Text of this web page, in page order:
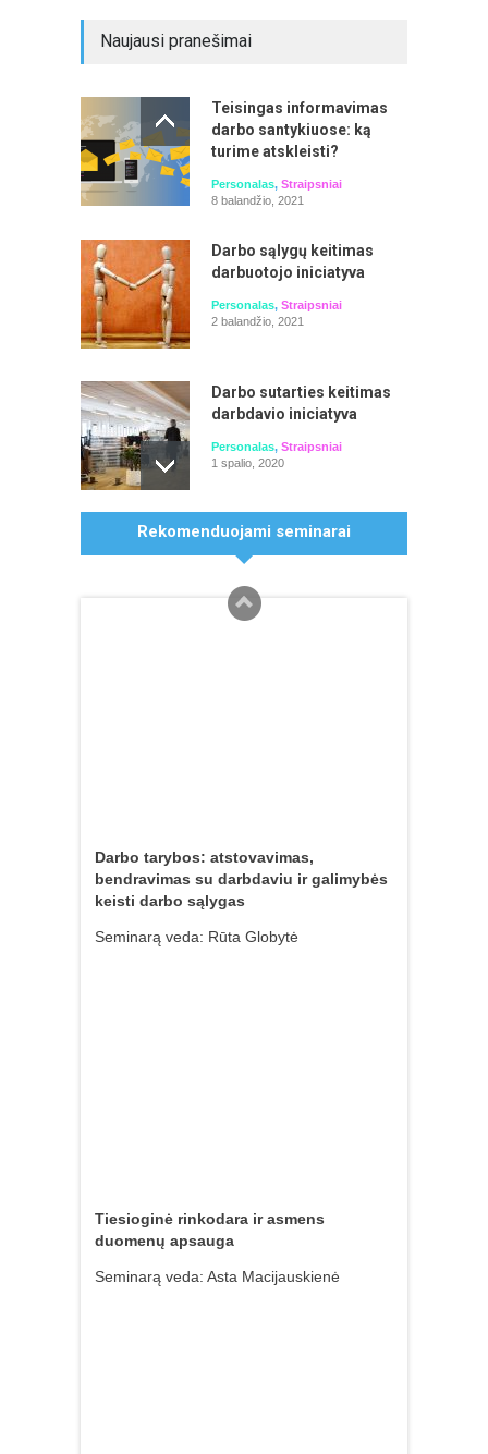
Naujausi pranešimai
Teisingas informavimas
darbo santykiuose: ką
turime atskleisti?
Personalas, Straipsniai
8 balandžio, 2021
Darbo sąlygų keitimas
darbuotojo iniciatyva
Personalas, Straipsniai
2 balandžio, 2021
Darbo sutarties keitimas
darbdavio iniciatyva
Personalas, Straipsniai
1 spalio, 2020
Rekomenduojami seminarai
Laiko planavimas ir valdymas. Prioritetų
ir pusiausvyros išlaikymas
Seminarą veda: Aistė Mažeikienė
Asmens duomenų apsauga 2026 m.:
naujausi BDAR išaiškinimai
Darbo tarybos: atstovavimas,
bendravimas su darbdaviu ir galimybės
keisti darbo sąlygas
Seminarą veda: Rūta Globytė
Tiesioginė rinkodara ir asmens
duomenų apsauga
Seminarą veda: Asta Macijauskienė